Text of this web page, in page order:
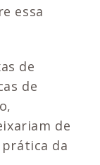
essa
de
de
de
da